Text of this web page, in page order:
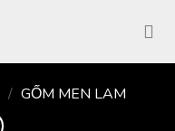
/ GỐM MEN LAM